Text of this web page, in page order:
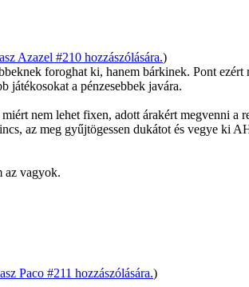
Azazel #210 hozzászólására.)
foroghat ki, hanem bárkinek. Pont
játékosokat a pénzesebbek javára.
nem lehet fixen, adott árakért megvenni a
az meg gyűjtögessen dukátot és vegye ki
az vagyok.
Paco #211 hozzászólására.)